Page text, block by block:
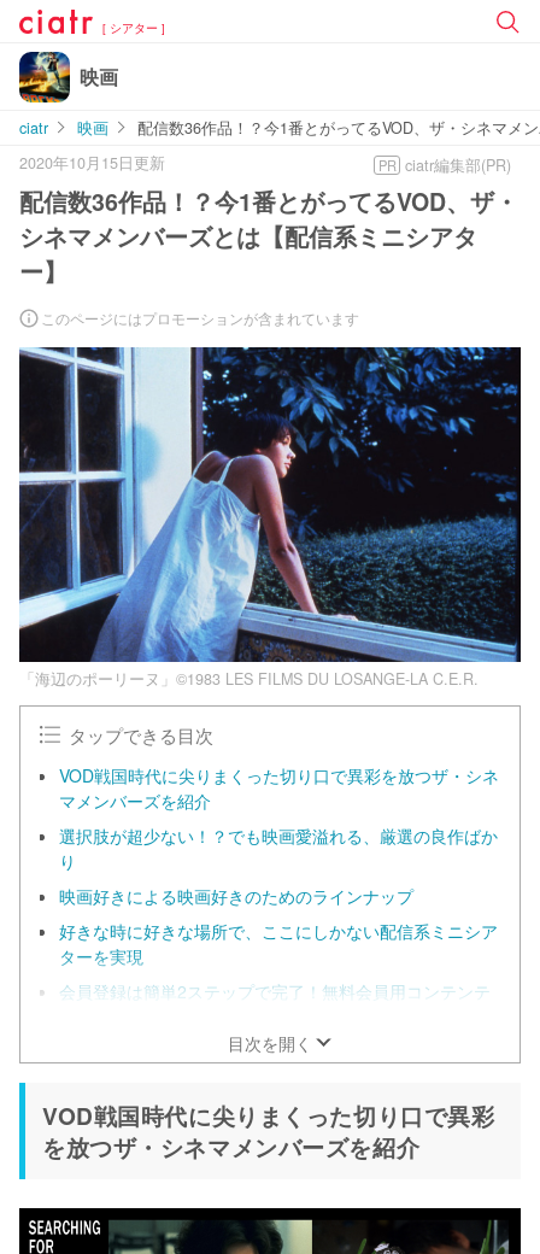
[ シアター ]
映画
ciatr 映画
配信数36作品！？今1番とがってるVOD、ザ・シネマメ
2020年10月15日更新
PR ciatr編集部(PR)
配信数36作品！？今1番とがってるVOD、ザ・
シネマメンバーズとは【配信系ミニシアタ
ー】
このページにはプロモーションが含まれています
「海辺のポーリーヌ」©1983 LES FILMS DU LOSANGE-LA C.E.R.
タップできる目次
VOD戦国時代に尖りまくった切り口で異彩を放つザ・シネ
マメンバーズを紹介
選択肢が超少ない！？でも映画愛溢れる、厳選の良作ばか
り
映画好きによる映画好きのためのラインナップ
好きな時に好きな場所で、ここにしかない配信系ミニシア
ターを実現
会員登録は簡単2ステップで完了！無料会員用コンテンテ
目次を開く
VOD戦国時代に尖りまくった切り口で異彩
を放つザ・シネマメンバーズを紹介